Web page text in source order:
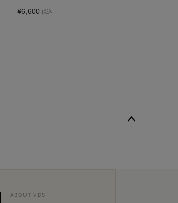
¥6,600 税込
ABOUT VDS